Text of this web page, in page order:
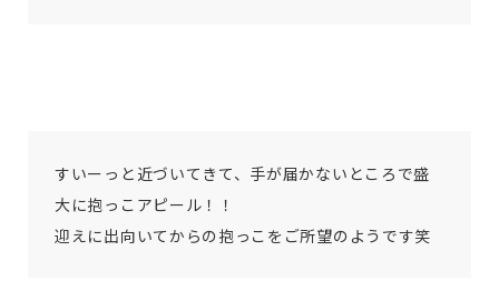
すいーっと近づいてきて、手が届かないところで盛
大に抱っこアピール！！
迎えに出向いてからの抱っこをご所望のようです笑